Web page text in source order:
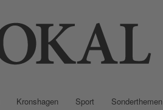
Kronshagen Sport Sonderthemen